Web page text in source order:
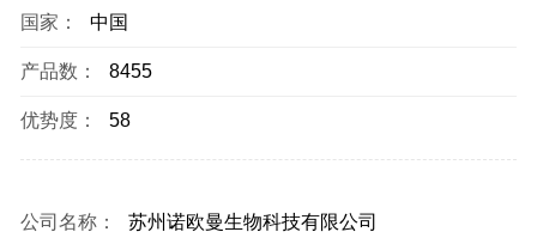
国家： 中国
产品数： 8455
优势度： 58
公司名称： 苏州诺欧曼生物科技有限公司